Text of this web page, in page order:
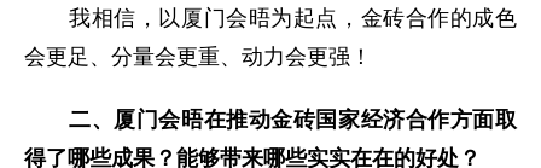
我相信，以厦门会晤为起点，金砖合作的成色
会更足、分量会更重、动力会更强！
二、厦门会晤在推动金砖国家经济合作方面取
得了哪些成果？能够带来哪些实实在在的好处？